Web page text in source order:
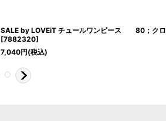
SALE by LOVEiT チュールワンピース 80；クロ
[7882320]
7,040円(税込)